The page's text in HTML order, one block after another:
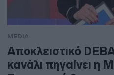
MEDIA
Αποκλειστικό
κανάλι πηγαίνει η